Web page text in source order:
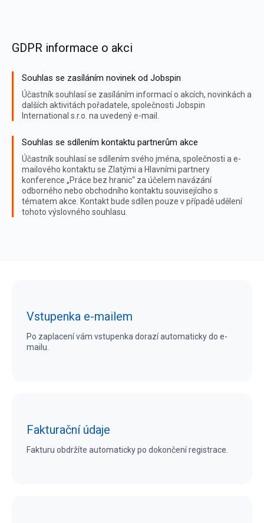
GDPR informace o akci
Souhlas se zasíláním novinek od Jobspin
Účastník souhlasí se zasíláním informací o akcích, novinkách a
dalších aktivitách pořadatele, společnosti Jobspin
International s.r.o. na uvedený e-mail.
Souhlas se sdílením kontaktu partnerům akce
Účastník souhlasí se sdílením svého jména, společnosti a e-
mailového kontaktu se Zlatými a Hlavními partnery
konference „Práce bez hranic“ za účelem navázání
odborného nebo obchodního kontaktu souvisejícího s
tématem akce. Kontakt bude sdílen pouze v případě udělení
tohoto výslovného souhlasu.
Vstupenka e-mailem
Po zaplacení vám vstupenka dorazí automaticky do e-
mailu.
Fakturační údaje
Fakturu obdržíte automaticky po dokončení registrace.